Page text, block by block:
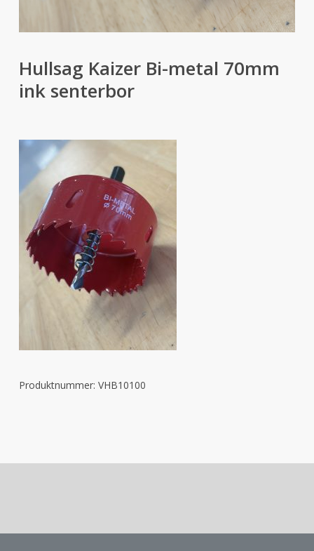
Hullsag Kaizer Bi-metal 70mm
ink senterbor
Produktnummer: VHB10100